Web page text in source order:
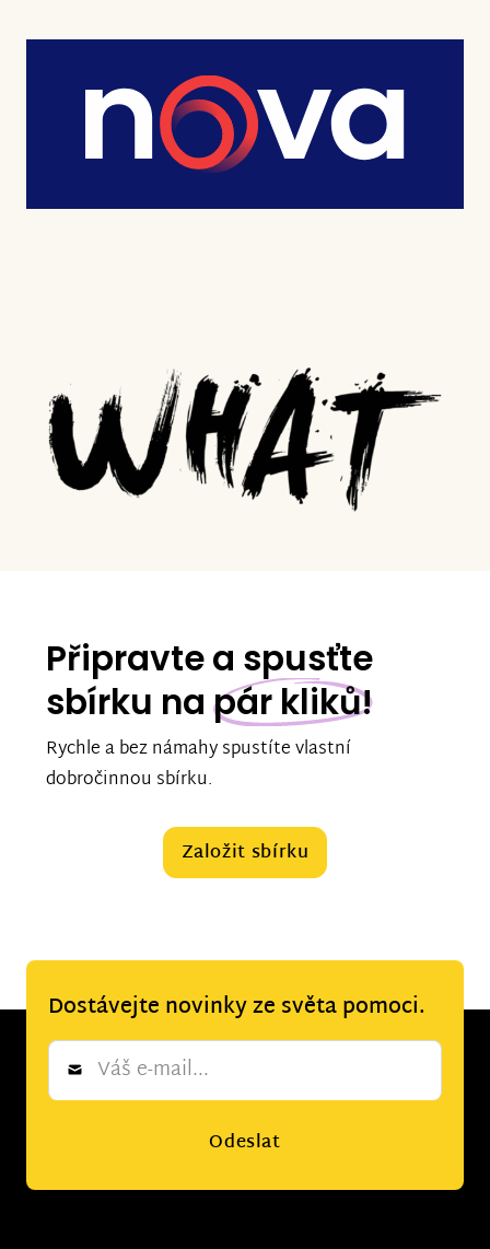
Připravte a spusťte
sbírku na pár kliků!
Rychle a bez námahy spustíte vlastní
dobročinnou sbírku.
Založit sbírku
Dostávejte novinky ze světa pomoci.
Newsletter
Odeslat